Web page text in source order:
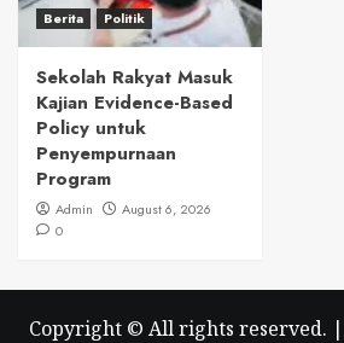
Berita Politik
Sekolah Rakyat Masuk
Kajian Evidence-Based
Policy untuk
Penyempurnaan
Program
Admin
August 6, 2026
0
Copyright © All rights reserved. |